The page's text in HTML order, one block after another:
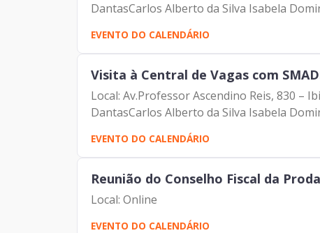
DantasCarlos Alberto da Silva Isabela
EVENTO DO CALENDÁRIO
Visita à Central de Vagas com
Local: Av.Professor Ascendino Reis, 830 –
DantasCarlos Alberto da Silva Isabela
EVENTO DO CALENDÁRIO
Reunião do Conselho Fiscal da
Local: Online
EVENTO DO CALENDÁRIO